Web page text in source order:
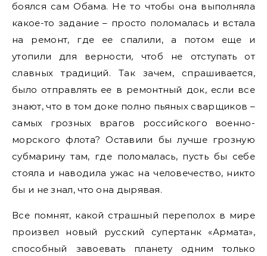
боялся сам Обама. Не то чтобы она выполняла
какое-то задание – просто поломалась и встала
на ремонт, где ее спалили, а потом еще и
утопили для верности, чтоб не отступать от
славных традиций. Так зачем, спрашивается,
было отправлять ее в ремонтный док, если все
знают, что в том доке полно пьяных сварщиков –
самых грозных врагов российского военно-
морского флота? Оставили бы лучше грозную
субмарину там, где поломалась, пусть бы себе
стояла и наводила ужас на человечество, никто
бы и не знал, что она дырявая.
Все помнят, какой страшный переполох в мире
произвел новый русский супертанк «Армата»,
способный завоевать планету одним только